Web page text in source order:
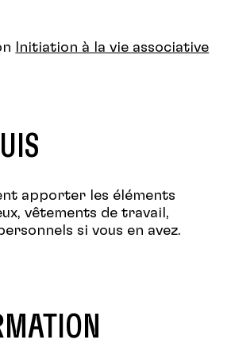
Initiation à la vie associative
apporter les éléments
vêtements de travail,
si vous en avez.